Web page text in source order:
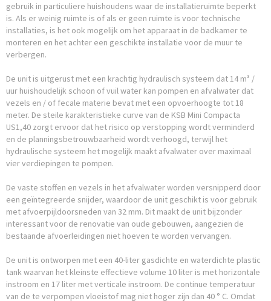
gebruik in particuliere huishoudens waar de installatieruimte beperkt
is. Als er weinig ruimte is of als er geen ruimte is voor technische
installaties, is het ook mogelijk om het apparaat in de badkamer te
monteren en het achter een geschikte installatie voor de muur te
verbergen.
De unit is uitgerust met een krachtig hydraulisch systeem dat 14 m³ /
uur huishoudelijk schoon of vuil water kan pompen en afvalwater dat
vezels en / of fecale materie bevat met een opvoerhoogte tot 18
meter. De steile karakteristieke curve van de KSB Mini Compacta
US1,40 zorgt ervoor dat het risico op verstopping wordt verminderd
en de planningsbetrouwbaarheid wordt verhoogd, terwijl het
hydraulische systeem het mogelijk maakt afvalwater over maximaal
vier verdiepingen te pompen.
De vaste stoffen en vezels in het afvalwater worden versnipperd door
een geïntegreerde snijder, waardoor de unit geschikt is voor gebruik
met afvoerpijldoorsneden van 32 mm. Dit maakt de unit bijzonder
interessant voor de renovatie van oude gebouwen, aangezien de
bestaande afvoerleidingen niet hoeven te worden vervangen.
De unit is ontworpen met een 40-liter gasdichte en waterdichte plastic
tank waarvan het kleinste effectieve volume 10 liter is met horizontale
instroom en 17 liter met verticale instroom. De continue temperatuur
van de te verpompen vloeistof mag niet hoger zijn dan 40 ° C. Omdat